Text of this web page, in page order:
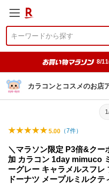
8/
カラコンとコスメのお店
5.00 （7件）
＼マラソン限定 P3倍&ク
加 カラコン 1day mimuco
ーグレー キャラメルスフレ
ドーナツ メープルミルク